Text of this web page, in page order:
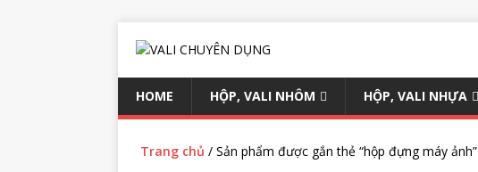
HOME HỘP, VALI NHÔM HỘP, VALI NHỰA
Trang chủ / Sản phẩm được gắn thẻ “hộp đựng máy ảnh”